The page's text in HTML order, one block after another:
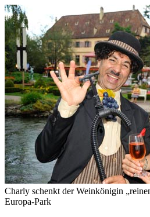
Charly schenkt der Weinkönigin
Europa-Park